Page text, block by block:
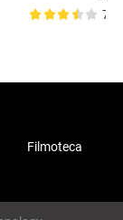
7.8
Filmoteca